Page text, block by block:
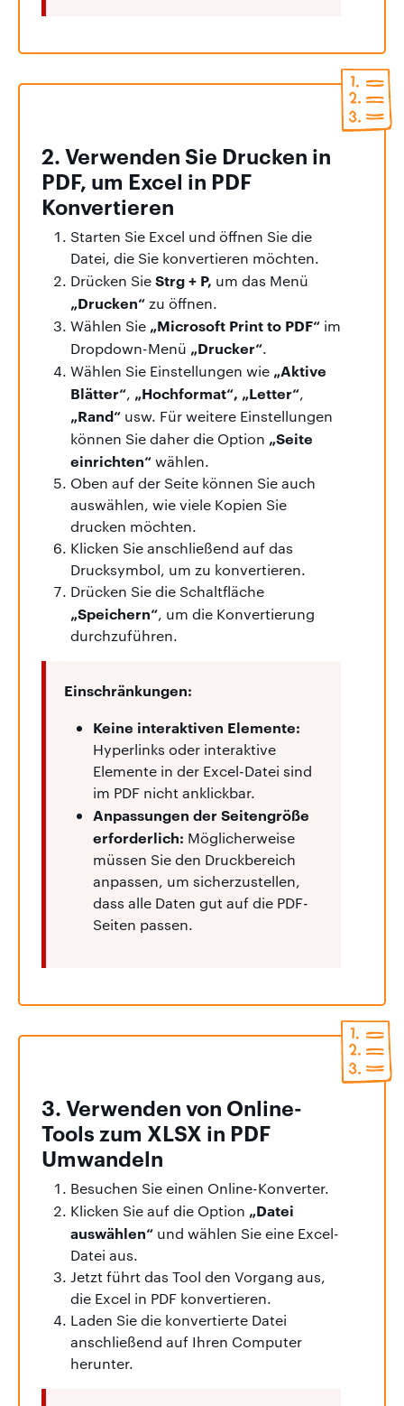
2. Verwenden Sie Drucken in
PDF, um Excel in PDF
Konvertieren
Starten Sie Excel und öffnen Sie die
Datei, die Sie konvertieren möchten.
Drücken SieStrg + P, um das Menü
„Drucken“ zu öffnen.
Wählen Sie „Microsoft Print to PDF“ im
Dropdown-Menü „Drucker“.
Wählen Sie Einstellungen wie „Aktive
Blätter“, „Hochformat“, „Letter“,
„Rand“ usw. Für weitere Einstellungen
können Sie daher die Option „Seite
einrichten“wählen.
Oben auf der Seite können Sie auch
auswählen, wie viele Kopien Sie
drucken möchten.
Klicken Sie anschließend auf das
Drucksymbol, um zu konvertieren.
Drücken Sie die Schaltfläche
„Speichern“, um die Konvertierung
durchzuführen.
Einschränkungen:
Keine interaktiven Elemente:
Hyperlinks oder interaktive
Elemente in der Excel-Datei sind
im PDF nicht anklickbar.
Anpassungen der Seitengröße
erforderlich: Möglicherweise
müssen Sie den Druckbereich
anpassen, um sicherzustellen,
dass alle Daten gut auf die PDF-
Seiten passen.
3. Verwenden von Online-
Tools zum XLSX in PDF
Umwandeln
Besuchen Sie einen Online-Konverter.
Klicken Sie auf die Option „Datei
auswählen“ und wählen Sie eine Excel-
Datei aus.
Jetzt führt das Tool den Vorgang aus,
die Excel in PDF konvertieren.
Laden Sie die konvertierte Datei
anschließend auf Ihren Computer
herunter.